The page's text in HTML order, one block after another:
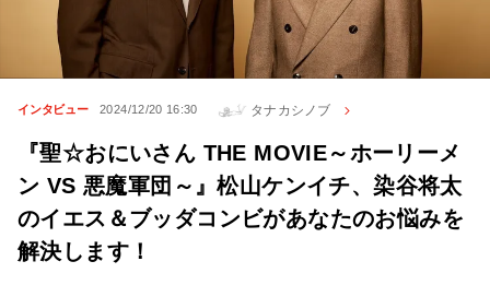
インタビュー 2024/12/20 16:30 タナカシノブ
『聖☆おにいさん THE MOVIE～ホーリーメ
ン VS 悪魔軍団～』松山ケンイチ、染谷将太
のイエス＆ブッダコンビがあなたのお悩みを
解決します！